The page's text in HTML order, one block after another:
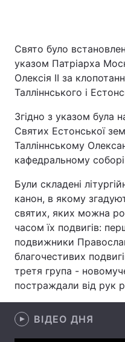
Головна
Економіка
Спорт
Зброя
Здоров'я
Свято було
указом Патріарха
Олексія II за
Талліннського і
Згідно з указом була
Святих Естонської
Талліннському
кафедральному
Були складені
канон, в якому
святих, яких можна
часом їх подвигів:
подвижники
благочестивих
третя група -
постраждали від рук
ВІДЕО ДНЯ